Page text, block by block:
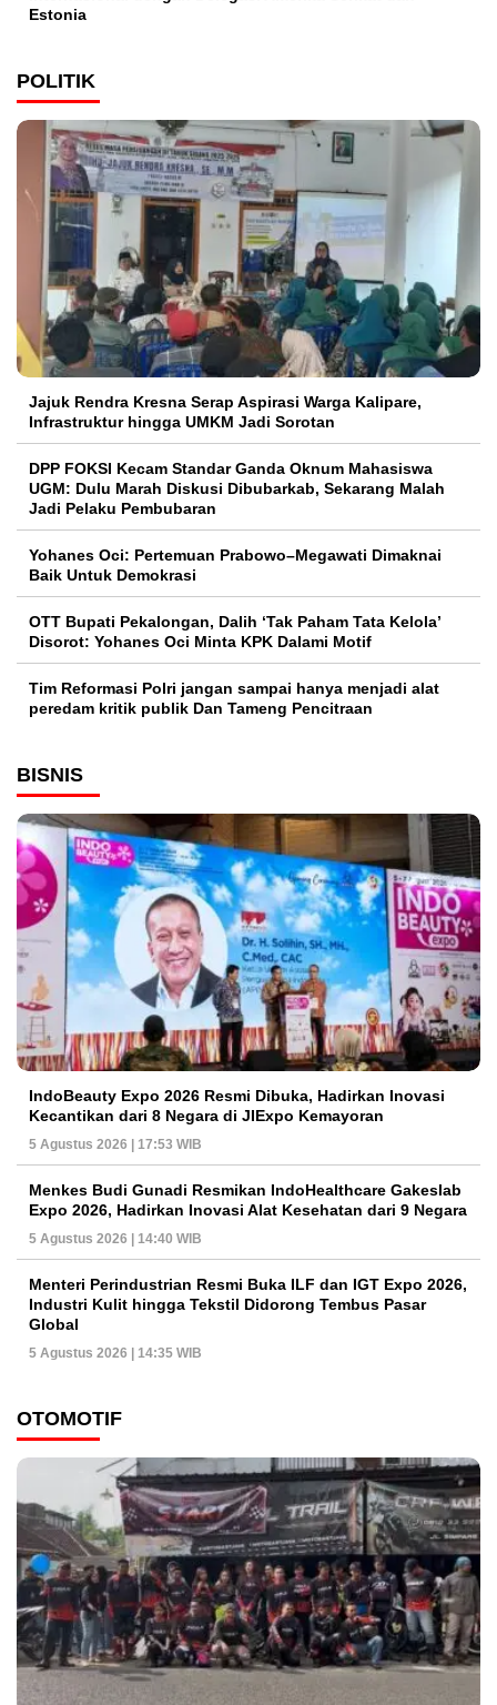
Estonia
POLITIK
Jajuk Rendra Kresna Serap Aspirasi Warga Kalipare,
Infrastruktur hingga UMKM Jadi Sorotan
DPP FOKSI Kecam Standar Ganda Oknum Mahasiswa
UGM: Dulu Marah Diskusi Dibubarkab, Sekarang Malah
Jadi Pelaku Pembubaran
Yohanes Oci: Pertemuan Prabowo–Megawati Dimaknai
Baik Untuk Demokrasi
OTT Bupati Pekalongan, Dalih ‘Tak Paham Tata Kelola’
Disorot: Yohanes Oci Minta KPK Dalami Motif
Tim Reformasi Polri jangan sampai hanya menjadi alat
peredam kritik publik Dan Tameng Pencitraan
BISNIS
IndoBeauty Expo 2026 Resmi Dibuka, Hadirkan Inovasi
Kecantikan dari 8 Negara di JIExpo Kemayoran
5 Agustus 2026 | 17:53 WIB
Menkes Budi Gunadi Resmikan IndoHealthcare Gakeslab
Expo 2026, Hadirkan Inovasi Alat Kesehatan dari 9 Negara
5 Agustus 2026 | 14:40 WIB
Menteri Perindustrian Resmi Buka ILF dan IGT Expo 2026,
Industri Kulit hingga Tekstil Didorong Tembus Pasar
Global
5 Agustus 2026 | 14:35 WIB
OTOMOTIF